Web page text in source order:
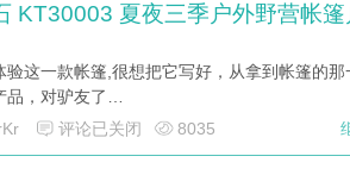
KT30003 夏夜三季户外野营帐篷
一款帐篷,很想把它写好，从拿到帐篷的那
品，对驴友了…
评论已关闭 8035